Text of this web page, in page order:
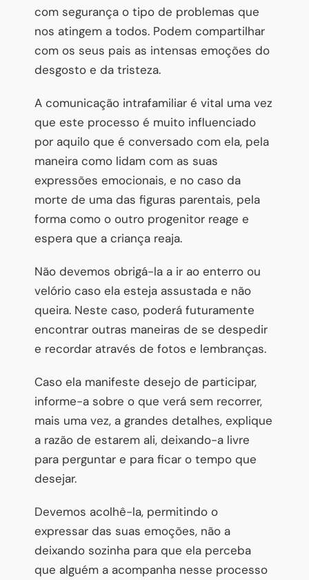
com segurança o tipo de problemas que
nos atingem a todos. Podem compartilhar
com os seus pais as intensas emoções do
desgosto e da tristeza.
A comunicação intrafamiliar é vital uma vez
que este processo é muito influenciado
por aquilo que é conversado com ela, pela
maneira como lidam com as suas
expressões emocionais, e no caso da
morte de uma das figuras parentais, pela
forma como o outro progenitor reage e
espera que a criança reaja.
Não devemos obrigá-la a ir ao enterro ou
velório caso ela esteja assustada e não
queira. Neste caso, poderá futuramente
encontrar outras maneiras de se despedir
e recordar através de fotos e lembranças.
Caso ela manifeste desejo de participar,
informe-a sobre o que verá sem recorrer,
mais uma vez, a grandes detalhes, explique
a razão de estarem ali, deixando-a livre
para perguntar e para ficar o tempo que
desejar.
Devemos acolhê-la, permitindo o
expressar das suas emoções, não a
deixando sozinha para que ela perceba
que alguém a acompanha nesse processo